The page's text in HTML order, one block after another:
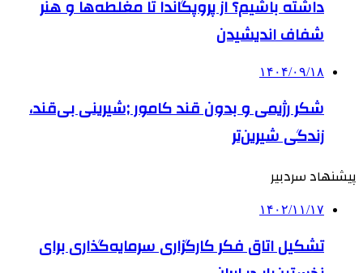
داشته باشیم؟ از پروپگاندا تا مغلطه‌ها و هنر
شفاف اندیشیدن
۱۴۰۴/۰۹/۱۸
شکر رژیمی و بدون قند کامور ;شیرینی بی‌قند،
زندگی شیرین‌تر
پیشنهاد سردبیر
۱۴۰۲/۱۱/۱۷
تشکیل اتاق فکر کارگزاری سرمایه‌گذاری برای